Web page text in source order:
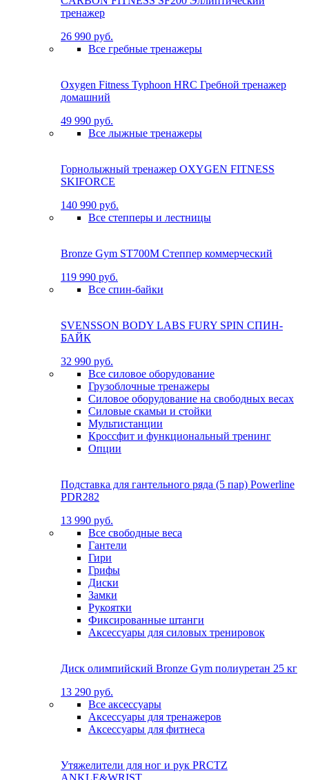
тренажер
26 990 руб.
Все гребные тренажеры
Oxygen Fitness Typhoon HRC Гребной тренажер
домашний
49 990 руб.
Все лыжные тренажеры
Горнолыжный тренажер OXYGEN FITNESS
SKIFORCE
140 990 руб.
Все степперы и лестницы
Bronze Gym ST700M Степпер коммерческий
119 990 руб.
Все спин-байки
SVENSSON BODY LABS FURY SPIN СПИН-
БАЙК
32 990 руб.
Все силовое оборудование
Грузоблочные тренажеры
Силовое оборудование на свободных весах
Силовые скамьи и стойки
Мультистанции
Кроссфит и функциональный тренинг
Опции
Подставка для гантельного ряда (5 пар) Powerline
PDR282
13 990 руб.
Все свободные веса
Гантели
Гири
Грифы
Диски
Замки
Рукоятки
Фиксированные штанги
Аксессуары для силовых тренировок
Диск олимпийский Bronze Gym полиуретан 25 кг
13 290 руб.
Все аксессуары
Аксессуары для тренажеров
Аксессуары для фитнеса
Утяжелители для ног и рук PRCTZ
ANKLE&WRIST